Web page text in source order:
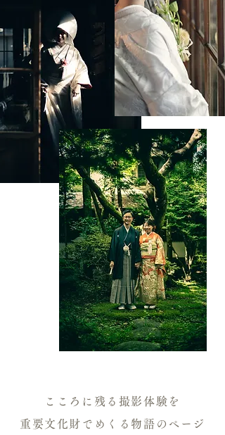
こころに残る撮影体験を
​重要文化財でめくる物語のページ